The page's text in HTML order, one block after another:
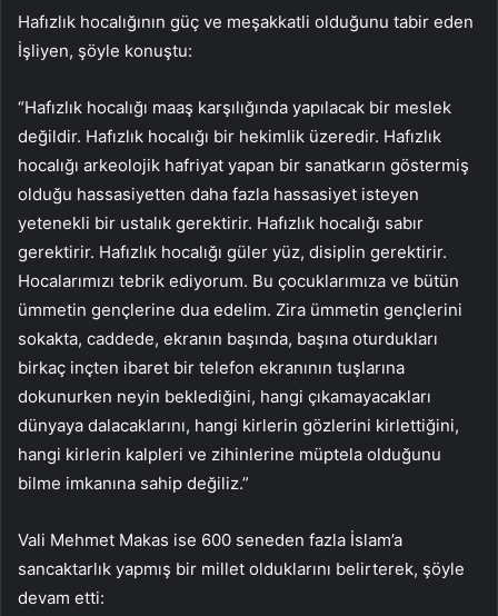
Hafızlık hocalığının güç ve meşakkatli olduğunu tabir eden
İşliyen, şöyle konuştu:
“Hafızlık hocalığı maaş karşılığında yapılacak bir meslek
değildir. Hafızlık hocalığı bir hekimlik üzeredir. Hafızlık
hocalığı arkeolojik hafriyat yapan bir sanatkarın göstermiş
olduğu hassasiyetten daha fazla hassasiyet isteyen
yetenekli bir ustalık gerektirir. Hafızlık hocalığı sabır
gerektirir. Hafızlık hocalığı güler yüz, disiplin gerektirir.
Hocalarımızı tebrik ediyorum. Bu çocuklarımıza ve bütün
ümmetin gençlerine dua edelim. Zira ümmetin gençlerini
sokakta, caddede, ekranın başında, başına oturdukları
birkaç inçten ibaret bir telefon ekranının tuşlarına
dokunurken neyin beklediğini, hangi çıkamayacakları
dünyaya dalacaklarını, hangi kirlerin gözlerini kirlettiğini,
hangi kirlerin kalpleri ve zihinlerine müptela olduğunu
bilme imkanına sahip değiliz.”
Vali Mehmet Makas ise 600 seneden fazla İslam’a
sancaktarlık yapmış bir millet olduklarını belirterek, şöyle
devam etti: